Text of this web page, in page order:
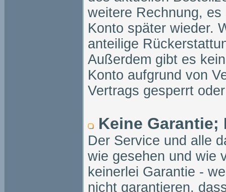
weitere Rechnung,
Konto später wieder.
anteilige
Außerdem gibt es
Konto aufgrund von
Vertrags gesperrt
Keine
Der Service und alle
wie gesehen und wie
keinerlei Garantie -
nicht garantieren,